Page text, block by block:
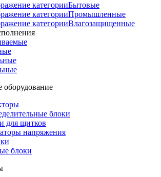
Бытовые
Промышленные
Влагозащищенные
оборудование
блоки
для щитков
напряжения
блоки